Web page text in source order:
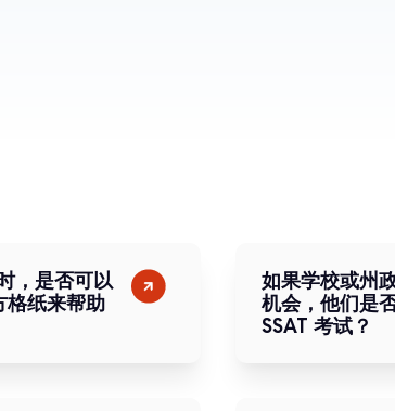
，是否可以
格纸来帮助
如果学校或州
机会，他们是
SSAT 考试？